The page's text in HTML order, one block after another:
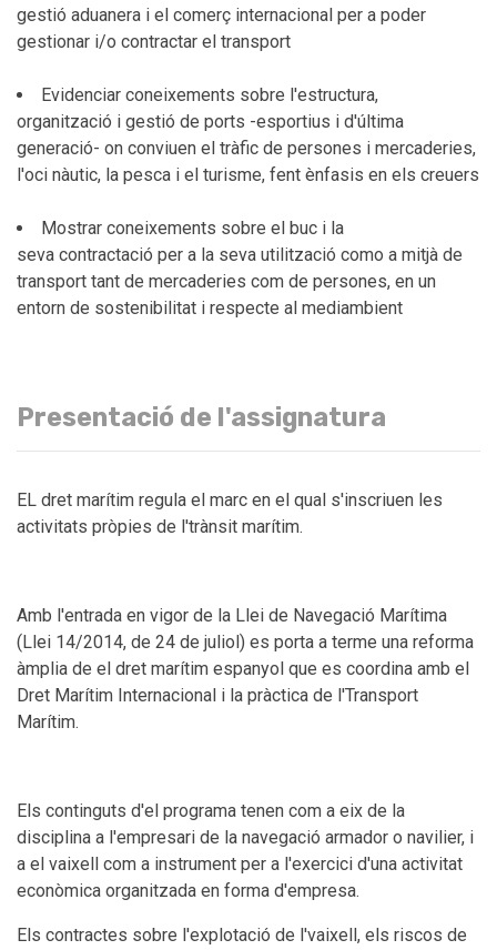
gestió aduanera i el comerç internacional per a poder
gestionar i/o contractar el transport
Evidenciar coneixements sobre l'estructura,
organització i gestió de ports -esportius i d'última
generació- on conviuen el tràfic de persones i mercaderies,
l'oci nàutic, la pesca i el turisme, fent ènfasis en els creuers
Mostrar coneixements sobre el buc i la
seva contractació per a la seva utilització como a mitjà de
transport tant de mercaderies com de persones, en un
entorn de sostenibilitat i respecte al mediambient
Presentació de l'assignatura
EL dret marítim regula el marc en el qual s'inscriuen les
activitats pròpies de l'trànsit marítim.
Amb l'entrada en vigor de la Llei de Navegació Marítima
(Llei 14/2014, de 24 de juliol) es porta a terme una reforma
àmplia de el dret marítim espanyol que es coordina amb el
Dret Marítim Internacional i la pràctica de l'Transport
Marítim.
Els continguts d'el programa tenen com a eix de la
disciplina a l'empresari de la navegació armador o navilier, i
a el vaixell com a instrument per a l'exercici d'una activitat
econòmica organitzada en forma d'empresa.
Els contractes sobre l'explotació de l'vaixell, els riscos de